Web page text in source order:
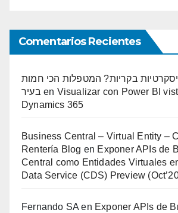
Comentarios Recientes
בקריות? המטפלות הכי חמות
בעיר en Visualizar con Power BI
Dynamics 365
Business Central – Virtual Entity –
Rentería Blog en Exponer APIs de
Central como Entidades Virtuales
Data Service (CDS) Preview
Fernando SA en Exponer APIs de